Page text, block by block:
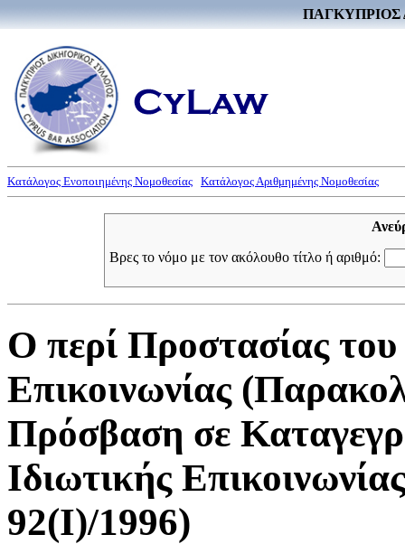
ΠΑΓΚΥΠΡΙΟΣ
Κατάλογος Ενοποιημένης Νομοθεσίας Κατάλογος Αριθμημένης Νομοθεσίας
Βρες το νόμο με τον ακόλουθο τίτλο ή αριθμό:
Ο περί Προστασίας
Επικοινωνίας
Πρόσβαση σε
Ιδιωτικής
92(I)/1996)